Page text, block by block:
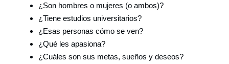
¿Son hombres o mujeres (o ambos)?
¿Tiene estudios universitarios?
¿Esas personas cómo se ven?
¿Qué les apasiona?
¿Cuáles son sus metas, sueños y deseos?